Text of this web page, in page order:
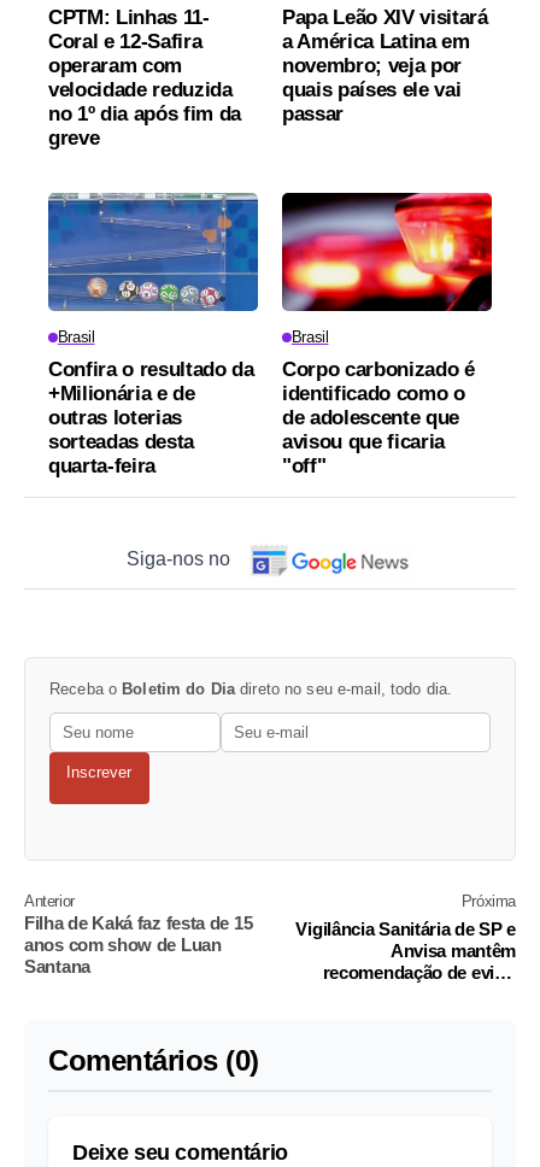
CPTM: Linhas 11-
Coral e 12-Safira
operaram com
velocidade reduzida
no 1º dia após fim da
greve
Papa Leão XIV visitará
a América Latina em
novembro; veja por
quais países ele vai
passar
Brasil
Confira o resultado da
+Milionária e de
outras loterias
sorteadas desta
quarta-feira
Brasil
Corpo carbonizado é
identificado como o
de adolescente que
avisou que ficaria
"off"
Siga-nos no
Receba o Boletim do Dia direto no seu e-mail, todo dia.
Inscrever
Anterior
Filha de Kaká faz festa de 15
anos com show de Luan
Santana
Próxima
Vigilância Sanitária de SP e
Anvisa mantêm
recomendação de evitar
Comentários (0)
Deixe seu comentário